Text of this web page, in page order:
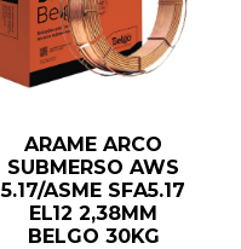
ARAME ARCO
SUBMERSO AWS
5.17/ASME SFA5.17
EL12 2,38MM
BELGO 30KG